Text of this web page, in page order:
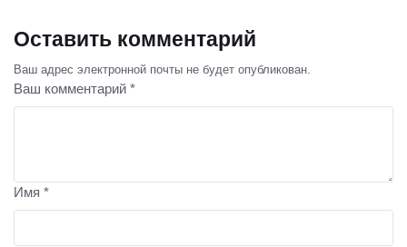
Оставить комментарий
Ваш адрес электронной почты не будет опубликован.
Ваш комментарий *
Имя *